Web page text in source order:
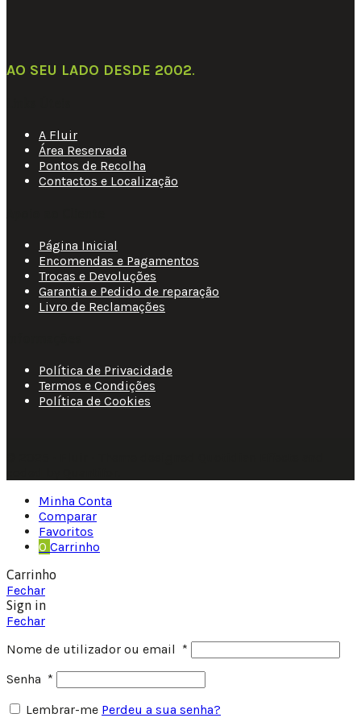
AO SEU LADO DESDE 2002.
A Fluir
Área Reservada
Pontos de Recolha
Contactos e Localização
Página Inicial
Encomendas e Pagamentos
Trocas e Devoluções
Garantia e Pedido de reparação
Livro de Reclamações
Política de Privacidade
Termos e Condições
Política de Cookies
Minha Conta
Comparar
Favoritos
0 Carrinho
Carrinho
Fechar
Sign in
Fechar
Nome de utilizador ou email *
Senha *
Lembrar-me Perdeu a sua senha?